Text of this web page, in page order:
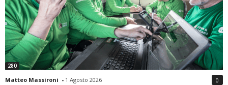
280
Matteo Massironi - 1 Agosto 2026 0